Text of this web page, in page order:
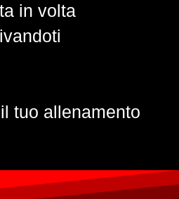
in volta
tuo allenamento